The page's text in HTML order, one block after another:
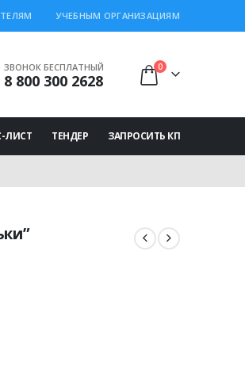
УЧЕБНЫМ ОРГАНИЗАЦИЯМ
ЗВОНОК БЕСПЛАТНЫЙ
8 800 300 2628
0
ЛИСТ ТЕНДЕР ЗАПРОСИТЬ КП